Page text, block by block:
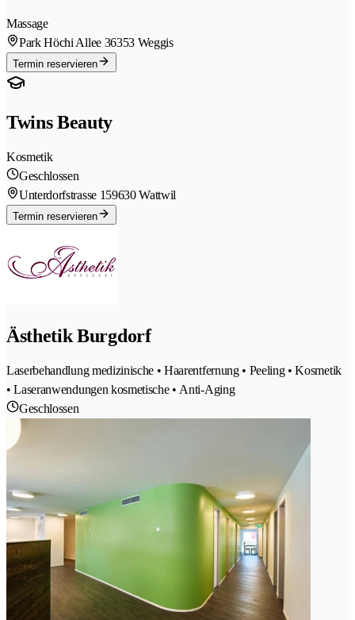
Massage
Park Höchi Allee 36353 Weggis
Termin reservieren
Twins Beauty
Kosmetik
Geschlossen
Unterdorfstrasse 159630 Wattwil
Termin reservieren
Ästhetik Burgdorf
Laserbehandlung medizinische • Haarentfernung • Peeling • Kosmetik
• Laseranwendungen kosmetische • Anti-Aging
Geschlossen